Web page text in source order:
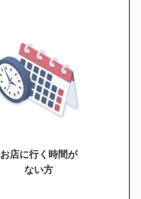
お店に行く時間が
ない方